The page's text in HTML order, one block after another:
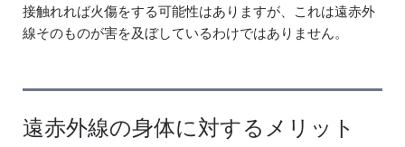
接触れれば火傷をする可能性はありますが、これは遠赤外
線そのものが害を及ぼしているわけではありません。
遠赤外線の身体に対するメリット